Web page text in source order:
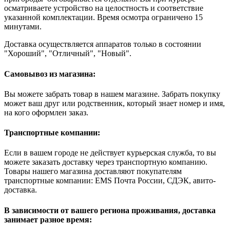
осматриваете устройство на целостность и соответствие
указанной комплектации. Время осмотра ограничено 15
минутами.
Доставка осуществляется аппаратов только в состоянии
"Хороший", "Отличный", "Новый".
Самовывоз из магазина:
Вы можете забрать товар в нашем магазине. Забрать покупку
может ваш друг или родственник, который знает номер и имя,
на кого оформлен заказ.
Транспортные компании:
Если в вашем городе не действует курьерская служба, то вы
можете заказать доставку через транспортную компанию.
Товары нашего магазина доставляют покупателям
транспортные компании: EMS Почта России, СДЭК, авито-
доставка.
В зависимости от вашего региона проживания, доставка
занимает разное время: